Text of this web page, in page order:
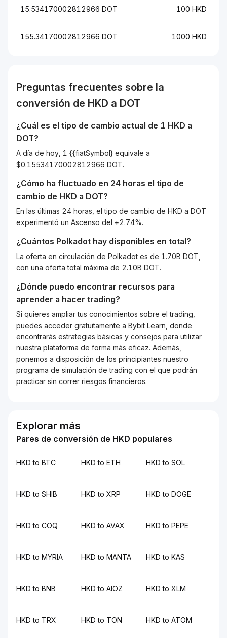
15.534170002812966 DOT 100 HKD
155.34170002812966 DOT 1000 HKD
Preguntas frecuentes sobre la
conversión de HKD a DOT
¿Cuál es el tipo de cambio actual de 1 HKD a
DOT?
A día de hoy, 1 {{fiatSymbol} equivale a
$0.15534170002812966 DOT.
¿Cómo ha fluctuado en 24 horas el tipo de
cambio de HKD a DOT?
En las últimas 24 horas, el tipo de cambio de HKD a DOT
experimentó un Ascenso del +2.74%.
¿Cuántos Polkadot hay disponibles en total?
La oferta en circulación de Polkadot es de 1.70B DOT,
con una oferta total máxima de 2.10B DOT.
¿Dónde puedo encontrar recursos para
aprender a hacer trading?
Si quieres ampliar tus conocimientos sobre el trading,
puedes acceder gratuitamente a Bybit Learn, donde
encontrarás estrategias básicas y consejos para utilizar
nuestra plataforma de forma más eficaz. Además,
ponemos a disposición de los principiantes nuestro
programa de simulación de trading con el que podrán
practicar sin correr riesgos financieros.
Explorar más
Pares de conversión de HKD populares
HKD to BTC HKD to ETH HKD to SOL
HKD to SHIB HKD to XRP HKD to DOGE
HKD to COQ HKD to AVAX HKD to PEPE
HKD to MYRIA HKD to MANTA HKD to KAS
HKD to BNB HKD to AIOZ HKD to XLM
HKD to TRX HKD to TON HKD to ATOM